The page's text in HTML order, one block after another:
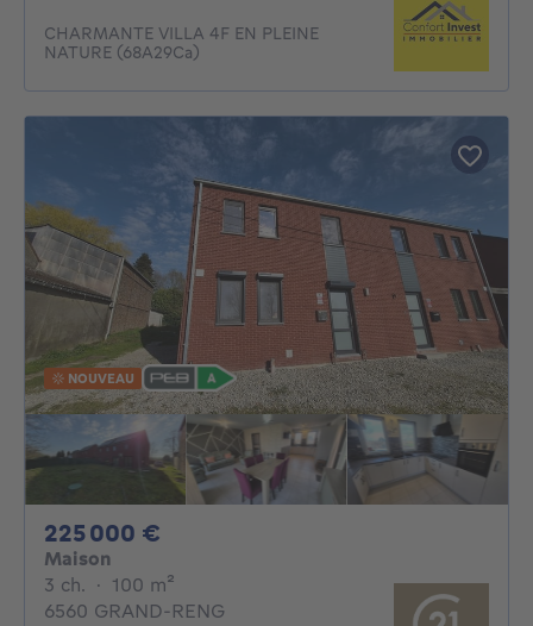
CHARMANTE VILLA 4F EN PLEINE
NATURE (68A29Ca)
NOUVEAU
225 000 €
Maison
3 ch. 3 chambres
· 100 m²
6560 GRAND-RENG